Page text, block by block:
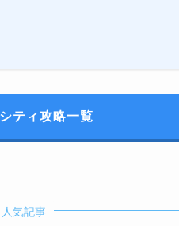
ティ攻略一覧
人気記事